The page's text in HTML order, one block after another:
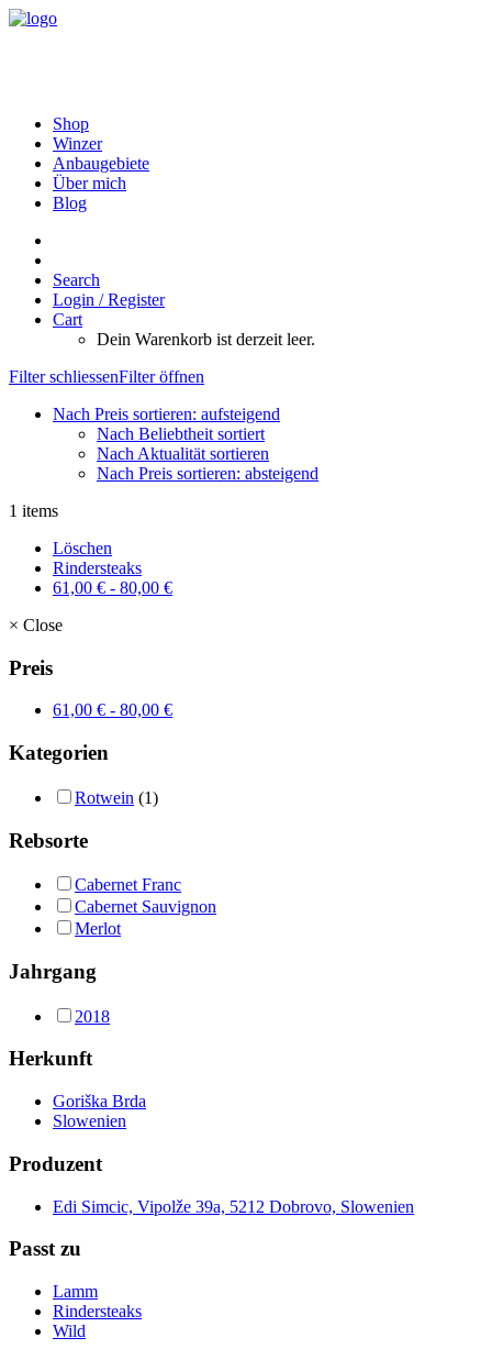
Shop
Winzer
Anbaugebiete
Über mich
Blog
Search
Login / Register
Cart
Dein Warenkorb ist derzeit leer.
Filter schliessenFilter öffnen
Nach Preis sortieren: aufsteigend
Nach Beliebtheit sortiert
Nach Aktualität sortieren
Nach Preis sortieren: absteigend
1 items
Löschen
Rindersteaks
61,00 € - 80,00 €
× Close
Preis
61,00 € - 80,00 €
Kategorien
Rotwein (1)
Rebsorte
Cabernet Franc
Cabernet Sauvignon
Merlot
Jahrgang
2018
Herkunft
Goriška Brda
Slowenien
Produzent
Edi Simcic, Vipolže 39a, 5212 Dobrovo, Slowenien
Passt zu
Lamm
Rindersteaks
Wild